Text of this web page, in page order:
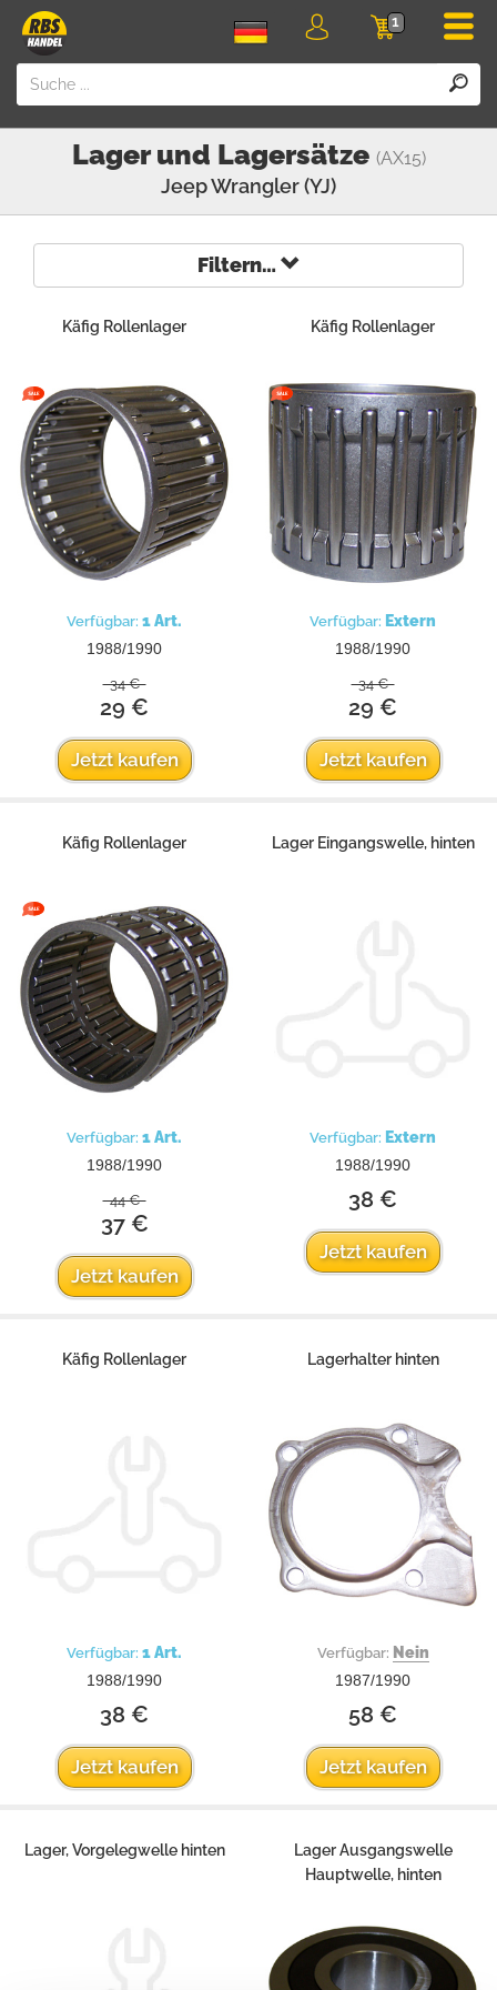
1
Login
Lager und Lagersätze (AX15)
JeepWrangler (YJ)
Filtern…
Käfig Rollenlager
Verfügbar: 1 Art.
1988/1990
34 €
29 €
Jetzt kaufen
Käfig Rollenlager
Verfügbar: Extern
1988/1990
34 €
29 €
Jetzt kaufen
Käfig Rollenlager
Verfügbar: 1 Art.
1988/1990
44 €
37 €
Jetzt kaufen
Lager Eingangswelle, hinten
Verfügbar: Extern
1988/1990
38 €
Jetzt kaufen
Käfig Rollenlager
Verfügbar: 1 Art.
1988/1990
38 €
Jetzt kaufen
Lagerhalter hinten
Verfügbar: Nein
1987/1990
58 €
Jetzt kaufen
Lager, Vorgelegwelle hinten
Lager Ausgangswelle
Hauptwelle, hinten